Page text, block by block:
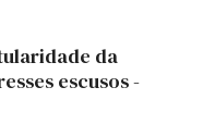
da
escusos -